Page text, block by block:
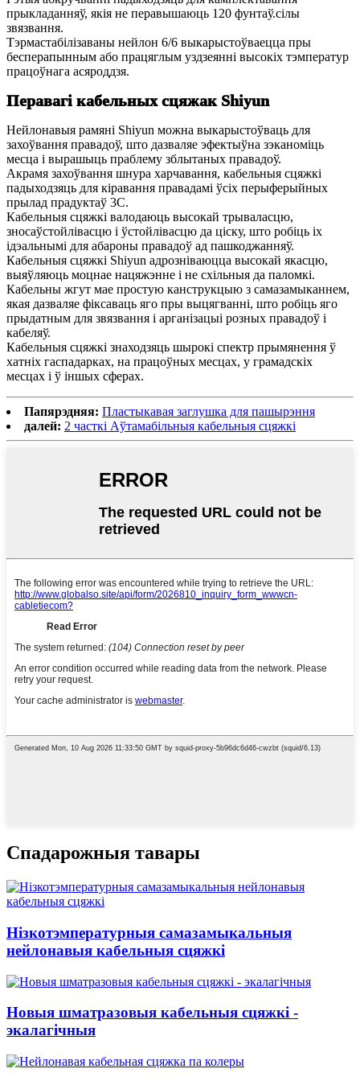
прыкладанняў, якія не перавышаюць 120 фунтаў.сілы
звязвання.
Тэрмастабілізаваны нейлон 6/6 выкарыстоўваецца пры
бесперапынным або працяглым уздзеянні высокіх тэмператур
працоўнага асяроддзя.
Перавагі кабельных сцяжак Shiyun
Нейлонавыя рамяні Shiyun можна выкарыстоўваць для
захоўвання правадоў, што дазваляе эфектыўна зэканоміць
месца і вырашыць праблему зблытаных правадоў.
Акрамя захоўвання шнура харчавання, кабельныя сцяжкі
падыходзяць для кіравання правадамі ўсіх перыферыйных
прылад прадуктаў 3C.
Кабельныя сцяжкі валодаюць высокай трываласцю,
зносаўстойлівасцю і ўстойлівасцю да ціску, што робіць іх
ідэальнымі для абароны правадоў ад пашкоджанняў.
Кабельныя сцяжкі Shiyun адрозніваюцца высокай якасцю,
выяўляюць моцнае нацяжэнне і не схільныя да паломкі.
Кабельны жгут мае простую канструкцыю з самазамыканнем,
якая дазваляе фіксаваць яго пры выцягванні, што робіць яго
прыдатным для звязвання і арганізацыі розных правадоў і
кабеляў.
Кабельныя сцяжкі знаходзяць шырокі спектр прымянення ў
хатніх гаспадарках, на працоўных месцах, у грамадскіх
месцах і ў іншых сферах.
Папярэдняя: Пластыкавая заглушка для пашырэння
далей: 2 часткі Аўтамабільныя кабельныя сцяжкі
Спадарожныя тавары
Нізкотэмпературныя самазамыкальныя
нейлонавыя кабельныя сцяжкі
Новыя шматразовыя кабельныя сцяжкі -
экалагічныя